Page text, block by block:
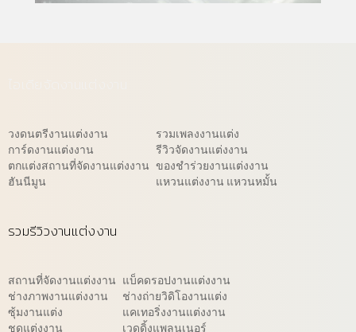
วงดนตรีงานแต่งงาน
การ์ดงานแต่งงาน
ตกแต่งสถานที่จัดงานแต่งงาน
ฮันนีมูน
รวมเพลงงานแต่ง
รีวิวจัดงานแต่งงาน
ของชำร่วยงานแต่งงาน
แหวนแต่งงาน แหวนหมั้น
รวมรีวิวงานแต่งงาน
สถานที่จัดงานแต่งงาน
ช่างภาพงานแต่งงาน
ซุ้มงานแต่ง
ชุดแต่งงาน
แบ็คดรอปงานแต่งงาน
ช่างถ่ายวิดิโองานแต่ง
แคเทอริ่งงานแต่งงาน
เวดดิ้งแพลนเนอร์